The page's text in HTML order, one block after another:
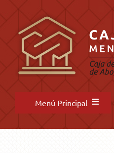
contenido
Menú Principal
INICIO